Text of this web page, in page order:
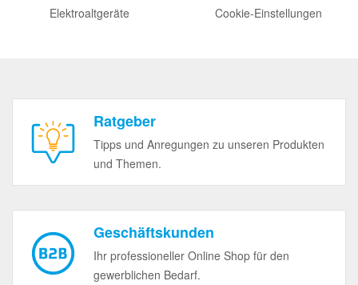
Elektroaltgeräte
Cookie-Einstellungen
Ratgeber
Tipps und Anregungen zu unseren Produkten
und Themen.
Geschäftskunden
Ihr professioneller Online Shop für den
gewerblichen Bedarf.